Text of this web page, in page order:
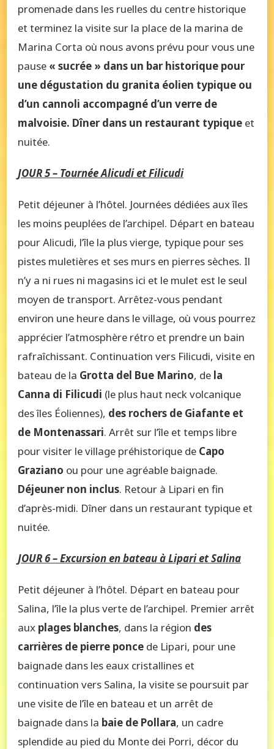
promenade dans les ruelles du centre historique
et terminez la visite sur la place de la marina de
Marina Corta où nous avons prévu pour vous une
pause « sucrée » dans un bar historique pour
une dégustation du granita éolien typique ou
d’un cannoli accompagné d’un verre de
malvoisie. Dîner dans un restaurant typique et
nuitée.
JOUR 5 – Tournée Alicudi et Filicudi
Petit déjeuner à l’hôtel. Journées dédiées aux îles
les moins peuplées de l’archipel. Départ en bateau
pour Alicudi, l’île la plus vierge, typique pour ses
pistes muletières et ses murs en pierres sèches. Il
n’y a ni rues ni magasins ici et le mulet est le seul
moyen de transport. Arrêtez-vous pendant
environ une heure dans le village, où vous pourrez
apprécier l’atmosphère rétro et prendre un bain
rafraîchissant. Continuation vers Filicudi, visite en
bateau de la Grotta del Bue Marino, de la
Canna di Filicudi (le plus haut neck volcanique
des îles Éoliennes), des rochers de Giafante et
de Montenassari. Arrêt sur l’île et temps libre
pour visiter le village préhistorique de Capo
Graziano ou pour une agréable baignade.
Déjeuner non inclus. Retour à Lipari en fin
d’après-midi. Dîner dans un restaurant typique et
nuitée.
JOUR 6 – Excursion en bateau à Lipari et Salina
Petit déjeuner à l’hôtel. Départ en bateau pour
Salina, l’île la plus verte de l’archipel. Premier arrêt
aux plages blanches, dans la région des
carrières de pierre ponce de Lipari, pour une
baignade dans les eaux cristallines et
continuation vers Salina, la visite se poursuit par
une visite de l’île en bateau et un arrêt de
baignade dans la baie de Pollara, un cadre
splendide au pied du Monte dei Porri, décor du